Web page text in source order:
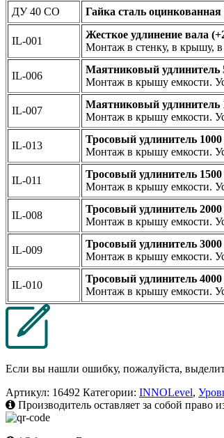
ДУ 40 СО
Гайка сталь
IL-001
Жесткое удлинение вала
Монтаж в стенку, в крышу, в
IL-006
Маятниковый
Монтаж в крышу емкости.
IL-007
Маятниковый
Монтаж в крышу емкости.
IL-013
Тросовый удлинитель
Монтаж в крышу емкости.
IL-011
Тросовый удлинитель
Монтаж в крышу емкости.
IL-008
Тросовый удлинитель
Монтаж в крышу емкости.
IL-009
Тросовый удлинитель
Монтаж в крышу емкости.
IL-010
Тросовый удлинитель
Монтаж в крышу емкости.
Если вы нашли ошибку, пожалуйста,
Артикул: 16492 Категории: INNOLevel,
Производитель оставляет за собой право